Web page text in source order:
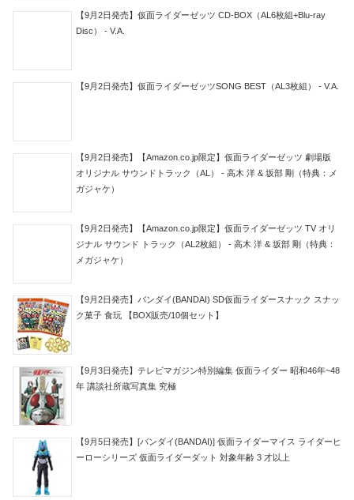
【9月2日発売】仮面ライダーゼッツ CD-BOX（AL6枚組+Blu-ray
Disc） - V.A.
【9月2日発売】仮面ライダーゼッツSONG BEST（AL3枚組） - V.A.
【9月2日発売】【Amazon.co.jp限定】仮面ライダーゼッツ 劇場版
オリジナル サウンドトラック（AL） - 高木 洋 & 坂部 剛（特典：メ
ガジャケ）
【9月2日発売】【Amazon.co.jp限定】仮面ライダーゼッツ TV オリ
ジナル サウンド トラック（AL2枚組） - 高木 洋 & 坂部 剛（特典：
メガジャケ）
【9月2日発売】バンダイ(BANDAI) SD仮面ライダースナック スナッ
ク菓子 食玩 【BOX販売/10個セット】
【9月3日発売】テレビマガジン特別編集 仮面ライダー 昭和46年~48
年 講談社所蔵写真集 究極
【9月5日発売】[バンダイ(BANDAI)] 仮面ライダーマイス ライダーヒ
ーローシリーズ 仮面ライダーダット 対象年齢 3 才以上